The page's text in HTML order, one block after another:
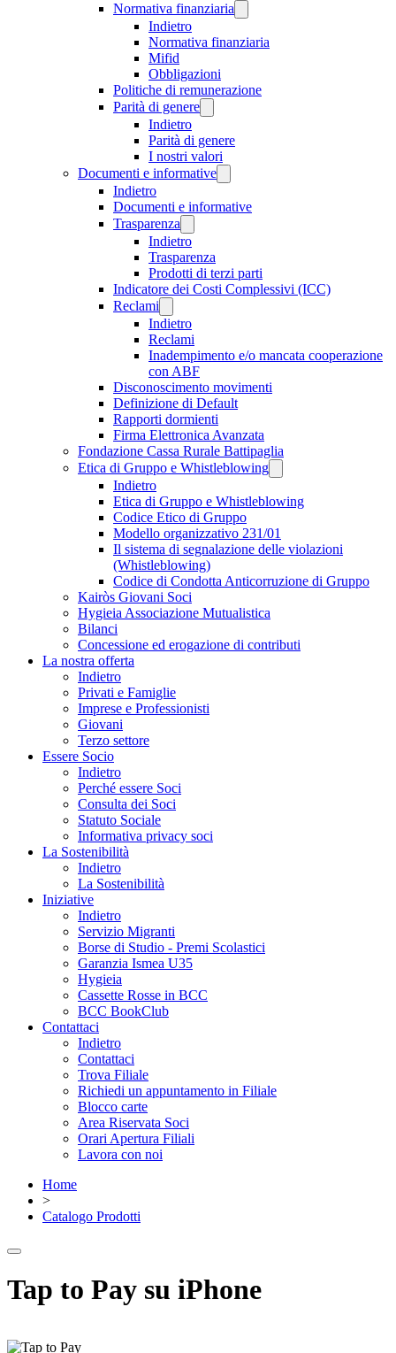
Normativa finanziaria
Indietro
Normativa finanziaria
Mifid
Obbligazioni
Politiche di remunerazione
Parità di genere
Indietro
Parità di genere
I nostri valori
Documenti e informative
Indietro
Documenti e informative
Trasparenza
Indietro
Trasparenza
Prodotti di terzi parti
Indicatore dei Costi Complessivi (ICC)
Reclami
Indietro
Reclami
Inadempimento e/o mancata cooperazione
con ABF
Disconoscimento movimenti
Definizione di Default
Rapporti dormienti
Firma Elettronica Avanzata
Fondazione Cassa Rurale Battipaglia
Etica di Gruppo e Whistleblowing
Indietro
Etica di Gruppo e Whistleblowing
Codice Etico di Gruppo
Modello organizzativo 231/01
Il sistema di segnalazione delle violazioni
(Whistleblowing)
Codice di Condotta Anticorruzione di Gruppo
Kairòs Giovani Soci
Hygieia Associazione Mutualistica
Bilanci
Concessione ed erogazione di contributi
La nostra offerta
Indietro
Privati e Famiglie
Imprese e Professionisti
Giovani
Terzo settore
Essere Socio
Indietro
Perché essere Soci
Consulta dei Soci
Statuto Sociale
Informativa privacy soci
La Sostenibilità
Indietro
La Sostenibilità
Iniziative
Indietro
Servizio Migranti
Borse di Studio - Premi Scolastici
Garanzia Ismea U35
Hygieia
Cassette Rosse in BCC
BCC BookClub
Contattaci
Indietro
Contattaci
Trova Filiale
Richiedi un appuntamento in Filiale
Blocco carte
Area Riservata Soci
Orari Apertura Filiali
Lavora con noi
Home
>
Catalogo Prodotti
Tap to Pay su iPhone